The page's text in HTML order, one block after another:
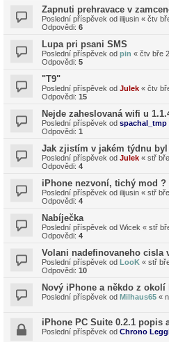
Zapnuti prehravace v
Poslední příspěvek od ilijusin « čtv
Odpovědi: 6
Lupa pri psani SMS
Poslední příspěvek od pin « čtv bře
Odpovědi: 5
"T9"
Poslední příspěvek od Julek « čtv
Odpovědi: 15
Nejde zaheslovaná wifi u
Poslední příspěvek od spachal_tmp
Odpovědi: 1
Jak zjistím v jakém týdnu
Poslední příspěvek od Julek « stř
Odpovědi: 4
iPhone nezvoní, tichý mod ?
Poslední příspěvek od ilijusin « stř
Odpovědi: 4
Nabíječka
Poslední příspěvek od Wicek « stř
Odpovědi: 4
Volani nadefinovaneho cisla
Poslední příspěvek od LooK « stř
Odpovědi: 10
Nový iPhone a někdo z okolí
Poslední příspěvek od Milhaus65 «
iPhone PC Suite 0.2.1 popis
Poslední příspěvek od Chrono